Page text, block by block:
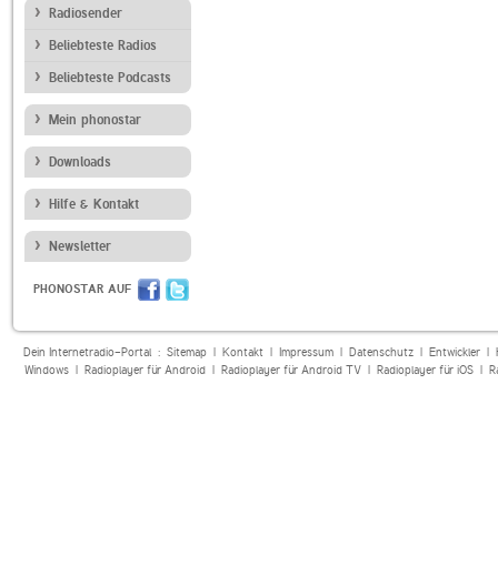
Radiosender
Beliebteste Radios
Beliebteste Podcasts
Mein phonostar
Downloads
Hilfe & Kontakt
Newsletter
PHONOSTAR AUF
Dein Internetradio-Portal : Sitemap| Kontakt| Impressum| Datenschutz| Entwickler|
Windows| Radioplayer für Android| Radioplayer für Android TV| Radioplayer für iOS|